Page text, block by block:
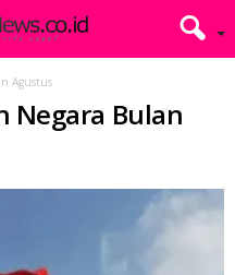
Agustus
Negara Bulan